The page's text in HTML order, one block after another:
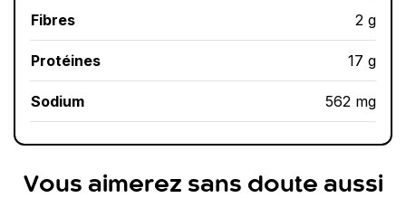
Fibres 2 g
Protéines 17 g
Sodium 562 mg
Vous aimerez sans doute aussi